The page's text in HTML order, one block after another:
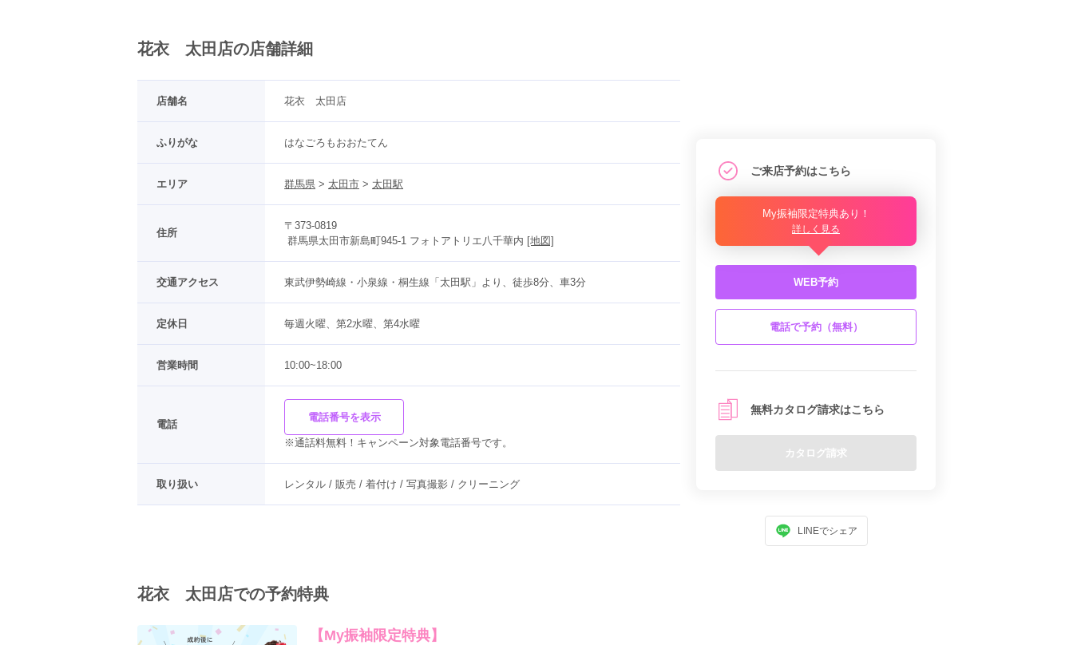
香川県(44) 徳島県(23)
花衣 太田店の店舗詳細
店舗名 花衣　太田店
ふりがな はなごろもおおたてん
エリア 群馬県 > 太田市 > 太田駅
住所
〒373-0819
群馬県太田市新島町945-1 フォトアトリエ八千華内 [地図]
交通アクセス 東武伊勢崎線・小泉線・桐生線「太田駅」より、徒歩8分、車3分
定休日 毎週火曜、第2水曜、第4水曜
営業時間 10:00~18:00
電話
電話番号を表示
※通話料無料！キャンペーン対象電話番号です。
取り扱い レンタル / 販売 / 着付け / 写真撮影 / クリーニング
花衣 太田店での予約特典
【My振袖限定特典】
ご来店予約はこちら
My振袖限定特典あり！
詳しく見る
WEB予約
電話で予約（無料）
無料カタログ請求はこちら
カタログ請求
LINEでシェア